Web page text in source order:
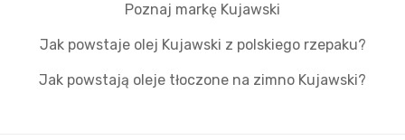
Poznaj markę Kujawski
Jak powstaje olej Kujawski z polskiego rzepaku?
Jak powstają oleje tłoczone na zimno Kujawski?